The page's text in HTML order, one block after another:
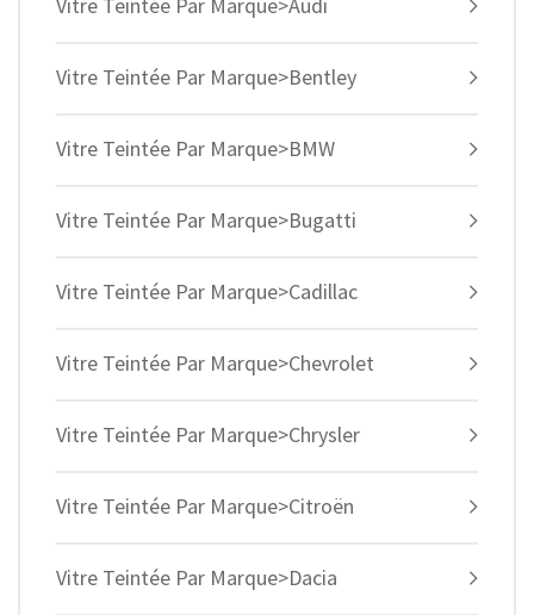
Vitre Teintée Par Marque>Bentley
Vitre Teintée Par Marque>BMW
Vitre Teintée Par Marque>Bugatti
Vitre Teintée Par Marque>Cadillac
Vitre Teintée Par Marque>Chevrolet
Vitre Teintée Par Marque>Chrysler
Vitre Teintée Par Marque>Citroën
Vitre Teintée Par Marque>Dacia